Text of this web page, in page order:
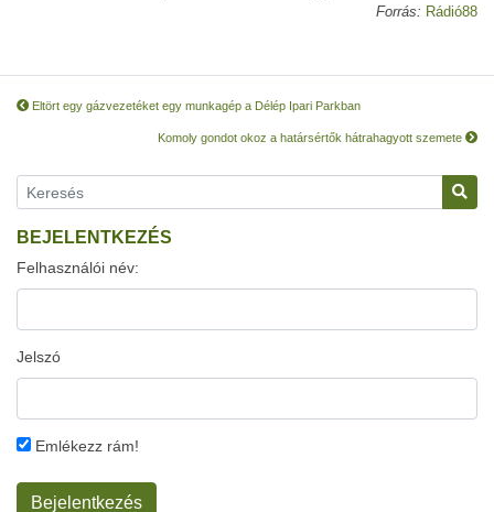
Forrás: Rádió88
Eltört egy gázvezetéket egy munkagép a Délép Ipari Parkban
Komoly gondot okoz a határsértők hátrahagyott szemete
BEJELENTKEZÉS
Felhasználói név:
Jelszó
Emlékezz rám!